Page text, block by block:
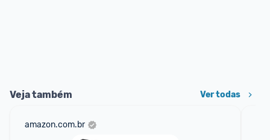
Veja também Ver todas
amazon.com.br